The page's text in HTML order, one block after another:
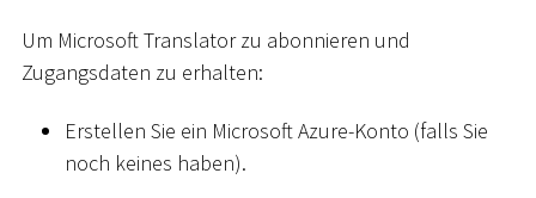
Um Microsoft Translator zu abonnieren und
Zugangsdaten zu erhalten:
Erstellen Sie ein Microsoft Azure-Konto (falls Sie
noch keines haben).